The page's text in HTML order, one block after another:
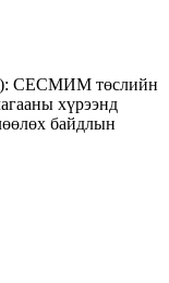
СЕСМИМ төслийн
хүрээнд
байдлын